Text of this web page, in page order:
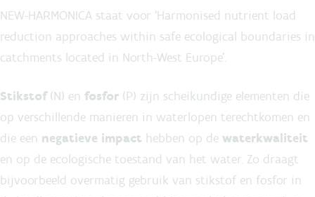
NEW-HARMONICA staat voor ‘Harmonised nutrient load
reduction approaches within safe ecological boundaries in
catchments located in North-West Europe’.
Stikstof(N) en fosfor (P) zijn scheikundige elementen die
op verschillende manieren in waterlopen terechtkomen en
die een negatieve impact hebben op de waterkwaliteit
en op de ecologische toestand van het water. Zo draagt
bijvoorbeeld overmatig gebruik van stikstof en fosfor in